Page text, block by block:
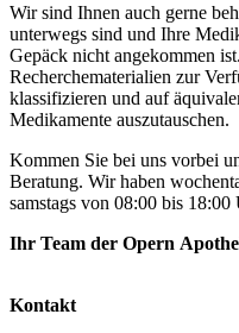
Wir sind Ihnen auch gerne
unterwegs sind und Ihre
Gepäck nicht angekommen
Recherchematerialien zur
klassifizieren und auf
Medikamente auszutauschen.
Kommen Sie bei uns vorbei
Beratung. Wir haben
samstags von 08:00 bis
Ihr Team der Opern
Kontakt